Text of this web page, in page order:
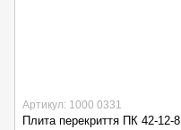
Артикул: 1000 0331
Плита перекриття ПК 42-12-8